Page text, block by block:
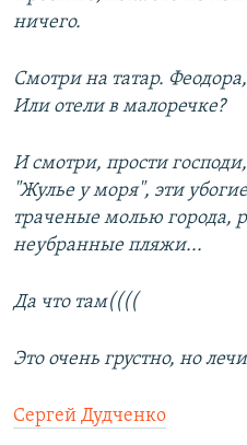
ничего.
Смотри на татар.
Или отели в малоречке?
И смотри, прости
"Жулье у моря", эти
траченые молью города,
неубранные пляжи...
Да что там((((
Это очень грустно, но
Сергей Дудченко